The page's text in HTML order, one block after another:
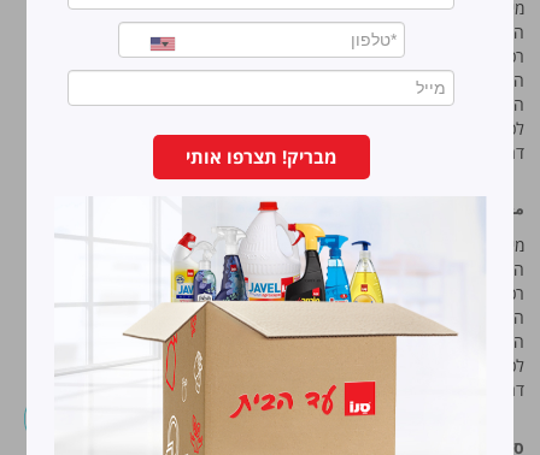
سانو مصانع برونوس م.ض
شارع هحراش 11 المنطقة
الصناعية، ناڨي نئمان، هود هشارون.
هاتف:7473222-09
فاكس:
7473233-09
מי אנחנו
המוצרים שלנו
רכישה אונליין
המדריך לטיפוח הבית
המדריך לכביסה המושלמת
לכל רגע במטבח
דרושים
מי אנחנו
רכישה אונליין
המדריך לכביסה המושלמת
דרושים
معلومات إضافية
מי אנחנו
המוצרים שלנו
רכישה אונליין
המדריך לטיפוח הבית
המדריך לכביסה המושלמת
לכל רגע במטבח
דרושים
סנו פרופשיונל
מבריק! תצרפו אותי